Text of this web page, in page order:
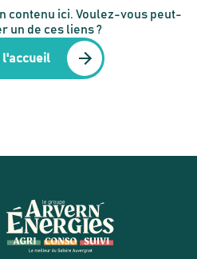
contenu ici. Voulez-vous peut-
un de ces liens ?
l'accueil